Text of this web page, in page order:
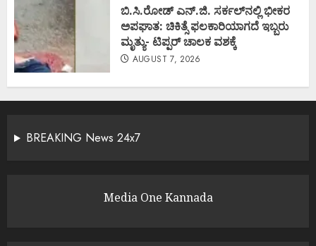
ಬಿ.ಸಿ.ರೋಡ್ ಎನ್.ಜಿ. ಸರ್ಕಲ್‌ನಲ್ಲಿ ಭೀಕರ
ಅಪಘಾತ: ಚಿಕಿತ್ಸೆ ಫಲಕಾರಿಯಾಗದೆ ಇಬ್ಬರು
ಮೃತ್ಯು- ಟಿಪ್ಪರ್ ಚಾಲಕ ವಶಕ್ಕೆ
AUGUST 7, 2026
BREAKING News 24x7
Media One Kannada